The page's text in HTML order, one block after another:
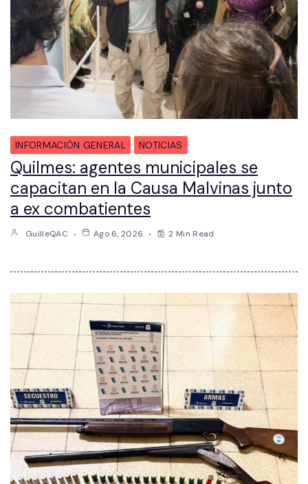
INFORMACIÓN GENERAL NOTICIAS
Quilmes: agentes municipales se
capacitan en la Causa Malvinas junto
a ex combatientes
GuilleQAC Ago 6, 2026 2 Min Read